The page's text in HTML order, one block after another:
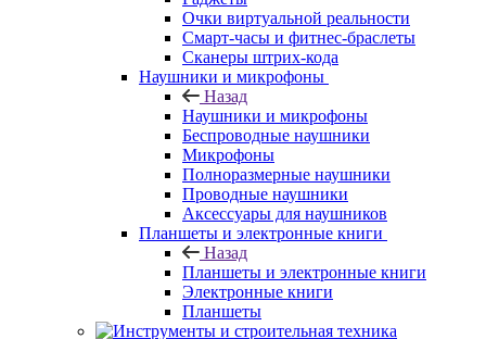
Очки виртуальной реальности
Смарт-часы и фитнес-браслеты
Сканеры штрих-кода
Наушники и микрофоны
Назад
Наушники и микрофоны
Беспроводные наушники
Микрофоны
Полноразмерные наушники
Проводные наушники
Аксессуары для наушников
Планшеты и электронные книги
Назад
Планшеты и электронные книги
Электронные книги
Планшеты